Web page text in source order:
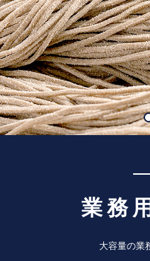
業務
大容量の業